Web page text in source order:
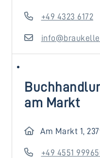
+49 4323 6172
am Markt
Am Markt 1,
+49 4551